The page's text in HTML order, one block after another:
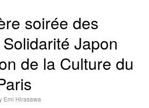
soirée des
Japon
de la Culture du
Emi Hirasawa